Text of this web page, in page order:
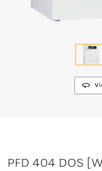
PFD 404 DOS